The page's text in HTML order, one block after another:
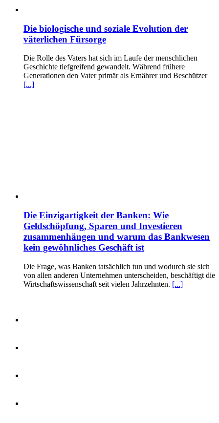
Die biologische und soziale Evolution der
väterlichen Fürsorge
Die Rolle des Vaters hat sich im Laufe der menschlichen
Geschichte tiefgreifend gewandelt. Während frühere
Generationen den Vater primär als Ernährer und Beschützer
[...]
Die Einzigartigkeit der Banken: Wie
Geldschöpfung, Sparen und Investieren
zusammenhängen und warum das Bankwesen
kein gewöhnliches Geschäft ist
Die Frage, was Banken tatsächlich tun und wodurch sie sich
von allen anderen Unternehmen unterscheiden, beschäftigt die
Wirtschaftswissenschaft seit vielen Jahrzehnten. [...]